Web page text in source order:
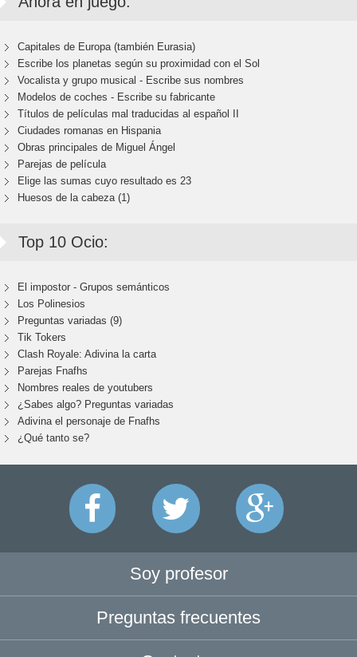
Capitales de Europa (también Eurasia)
Escribe los planetas según su proximidad con el Sol
Vocalista y grupo musical - Escribe sus nombres
Modelos de coches - Escribe su fabricante
Títulos de películas mal traducidas al español II
Ciudades romanas en Hispania
Obras principales de Miguel Ángel
Parejas de película
Elige las sumas cuyo resultado es 23
Huesos de la cabeza (1)
Top 10 Ocio:
El impostor - Grupos semánticos
Los Polinesios
Preguntas variadas (9)
Tik Tokers
Clash Royale: Adivina la carta
Parejas Fnafhs
Nombres reales de youtubers
¿Sabes algo? Preguntas variadas
Adivina el personaje de Fnafhs
¿Qué tanto se?
Soy profesor
Preguntas frecuentes